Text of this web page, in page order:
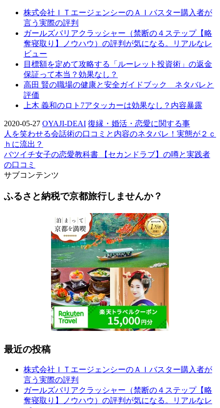
株式会社ＩＴエージェンシーのＡＩバスター購入者が
言う実際の評判
ガールズバリアクラッシャー（禁断の４ステップ【略
奪寝取り】ノウハウ）の評判が気になる。リアルなレ
ビュー
目標額を定めて攻略する「ルーレット投資術」の返金
保証って本当？効果なし？
高田 賢の職場の健康と安全ガイドブック ネタバレと
評価
上木 義和のロト7アタッカーは効果なし？内容暴露
2020-05-27 OYAJI-DEAI 復縁・婚活・恋愛に関する事
人を笑わせる会話術の口コミと内容のネタバレ！実態が２ｃ
ｈに流出？
バツイチ女子の恋愛教科書 【セカンドラブ】の噂と実践者
の口コミ
サブコンテンツ
ふるさと納税で京都旅行しませんか？
最近の投稿
株式会社ＩＴエージェンシーのＡＩバスター購入者が
言う実際の評判
ガールズバリアクラッシャー（禁断の４ステップ【略
奪寝取り】ノウハウ）の評判が気になる。リアルなレ